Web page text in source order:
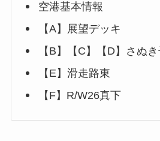
空港基本情報
【A】展望デッキ
【B】【C】【D】さぬ
【E】滑走路東
【F】R/W26真下